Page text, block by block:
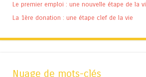
Le premier emploi : une nouvelle étape de la
La 1ère donation : une étape clef de la vie
Nuage de mots-clés